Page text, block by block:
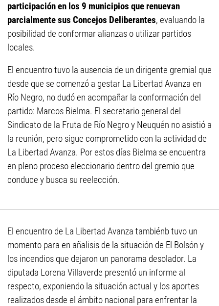
participación en los 9 municipios que renuevan
parcialmente sus Concejos Deliberantes, evaluando la
posibilidad de conformar alianzas o utilizar partidos
locales.
El encuentro tuvo la ausencia de un dirigente gremial que
desde que se comenzó a gestar La Libertad Avanza en
Río Negro, no dudó en acompañar la conformación del
partido: Marcos Bielma. El secretario general del
Sindicato de la Fruta de Río Negro y Neuquén no asistió a
la reunión, pero sigue comprometido con la actividad de
La Libertad Avanza. Por estos días Bielma se encuentra
en pleno proceso eleccionario dentro del gremio que
conduce y busca su reelección.
El encuentro de La Libertad Avanza tambiénb tuvo un
momento para en añalisis de la situación de El Bolsón y
los incendios que dejaron un panorama desolador. La
diputada Lorena Villaverde presentó un informe al
respecto, exponiendo la situación actual y los aportes
realizados desde el ámbito nacional para enfrentar la